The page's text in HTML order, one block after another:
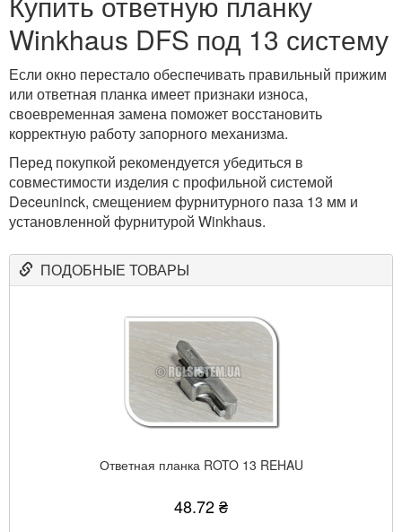
Winkhaus DFS под 13 систему
Если окно перестало обеспечивать правильный прижим
или ответная планка имеет признаки износа,
своевременная замена поможет восстановить
корректную работу запорного механизма.
Перед покупкой рекомендуется убедиться в
совместимости изделия с профильной системой
Deceuninck, смещением фурнитурного паза 13 мм и
установленной фурнитурой Winkhaus.
ПОДОБНЫЕ ТОВАРЫ
Ответная планка ROTO 13 REHAU
48.72 ₴